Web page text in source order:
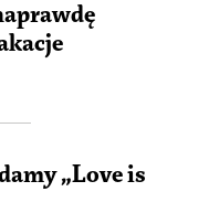
„Love is